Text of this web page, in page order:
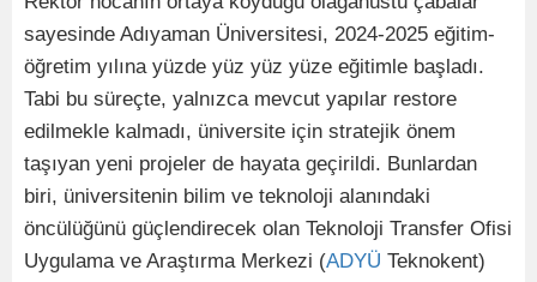
sayesinde Adıyaman Üniversitesi, 2024-2025 eğitim-
öğretim yılına yüzde yüz yüz yüze eğitimle başladı.
Tabi bu süreçte, yalnızca mevcut yapılar restore
edilmekle kalmadı, üniversite için stratejik önem
taşıyan yeni projeler de hayata geçirildi. Bunlardan
biri, üniversitenin bilim ve teknoloji alanındaki
öncülüğünü güçlendirecek olan Teknoloji Transfer Ofisi
Uygulama ve Araştırma Merkezi (ADYÜ Teknokent)